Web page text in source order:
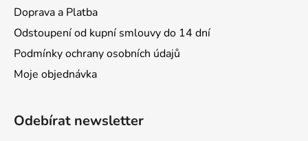
Doprava a Platba
Odstoupení od kupní smlouvy do 14 dní
Podmínky ochrany osobních údajů
Moje objednávka
Odebírat newsletter